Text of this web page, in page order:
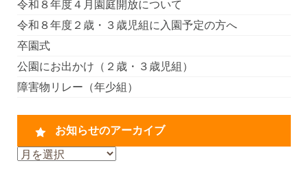
令和８年度４月園庭開放について
令和８年度２歳・３歳児組に入園予定の方へ
卒園式
公園にお出かけ（２歳・３歳児組）
障害物リレー（年少組）
お知らせのアーカイブ
お